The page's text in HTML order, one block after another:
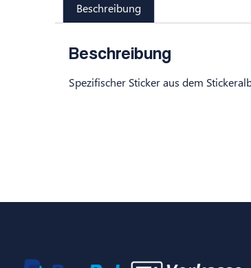
Beschreibung
Beschreibung
Spezifischer Sticker aus dem